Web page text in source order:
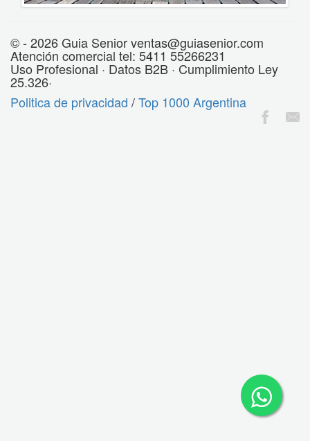
© - 2026 Guia Senior ventas@guiasenior.com
Atención comercial tel: 5411 55266231
Uso Profesional · Datos B2B · Cumplimiento Ley
25.326·
Politica de privacidad /Top 1000 Argentina